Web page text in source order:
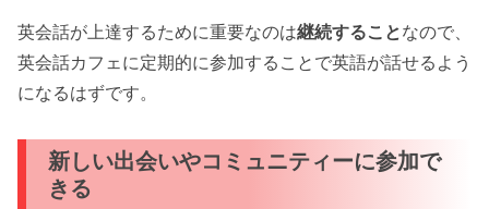
英会話が上達するために重要なのは継続することなので、
英会話カフェに定期的に参加することで英語が話せるよう
になるはずです。
新しい出会いやコミュニティーに参加で
きる